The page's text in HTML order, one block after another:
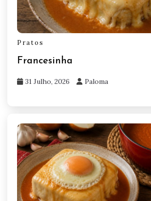
Pratos
Francesinha
31 Julho, 2026 Paloma